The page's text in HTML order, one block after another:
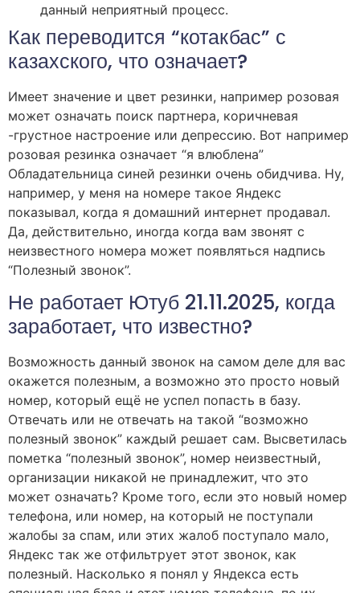
данный неприятный процесс.
Как переводится “котакбас” с
казахского, что означает?
Имеет значение и цвет резинки, например розовая
может означать поиск партнера, коричневая
-грустное настроение или депрессию. Вот например
розовая резинка означает “я влюблена”
Обладательница синей резинки очень обидчива. Ну,
например, у меня на номере такое Яндекс
показывал, когда я домашний интернет продавал.
Да, действительно, иногда когда вам звонят с
неизвестного номера может появляться надпись
“Полезный звонок”.
Не работает Ютуб 21.11.2025, когда
заработает, что известно?
Возможность данный звонок на самом деле для вас
окажется полезным, а возможно это просто новый
номер, который ещё не успел попасть в базу.
Отвечать или не отвечать на такой “возможно
полезный звонок” каждый решает сам. Высветилась
пометка “полезный звонок”, номер неизвестный,
организации никакой не принадлежит, что это
может означать? Кроме того, если это новый номер
телефона, или номер, на который не поступали
жалобы за спам, или этих жалоб поступало мало,
Яндекс так же отфильтрует этот звонок, как
полезный. Насколько я понял у Яндекса есть